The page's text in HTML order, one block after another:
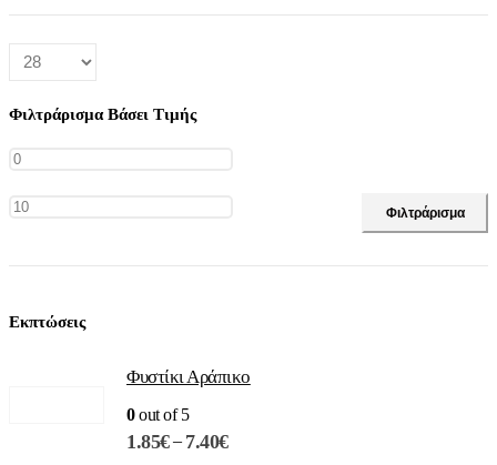
Φιλτράρισμα Βάσει Τιμής
Ελάχιστη
Μέγιστη
Φιλτράρισμα
Εκπτώσεις
Φυστίκι Αράπικο
0out of 5
1.85€ – 7.40€Price